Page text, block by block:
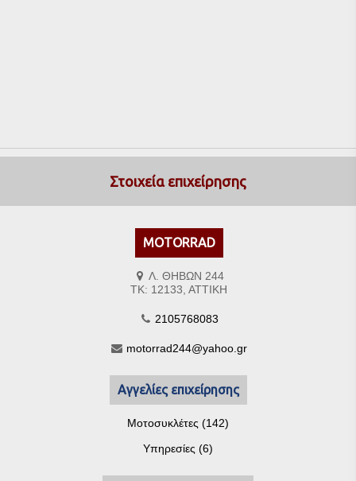
Στοιχεία επιχείρησης
MOTORRAD
Λ. ΘΗΒΩΝ 244
ΤΚ: 12133, ΑΤΤΙΚΗ
2105768083
motorrad244@yahoo.gr
Αγγελίες επιχείρησης
Μοτοσυκλέτες (142)
Υπηρεσίες (6)